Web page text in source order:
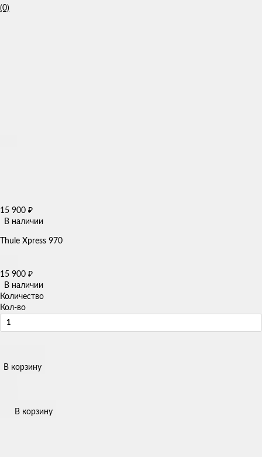
(0)
15 900 ₽
В наличии
​Thule Xpress 970
15 900 ₽
В наличии
Количество
Кол-во
В корзину
В корзину